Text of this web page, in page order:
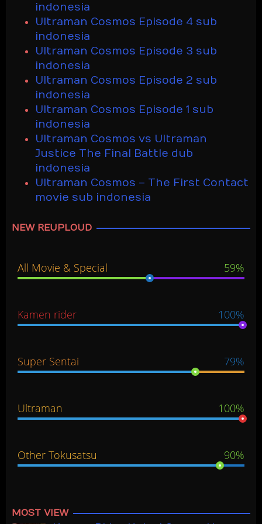
indonesia
Ultraman Cosmos Episode 4 sub
indonesia
Ultraman Cosmos Episode 3 sub
indonesia
Ultraman Cosmos Episode 2 sub
indonesia
Ultraman Cosmos Episode 1 sub
indonesia
Ultraman Cosmos vs Ultraman
Justice The Final Battle dub
indonesia
Ultraman Cosmos – The First Contact
movie sub indonesia
NEW REUPLOUD
All Movie & Special 59%
Kamen rider 100%
Super Sentai 79%
Ultraman 100%
Other Tokusatsu 90%
MOST VIEW